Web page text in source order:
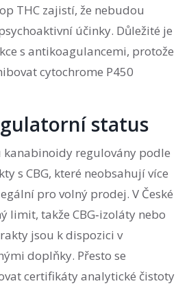
THC zajistí, že nebudou
účinky. Důležité je
s antikoagulancemi, protože
cytochrome P450
status
kanabinoidy regulovány podle
s CBG, které neobsahují více
pro volný prodej. V České
limit, takže CBG‑izoláty nebo
jsou k dispozici v
doplňky. Přesto se
certifikáty analytické čistoty